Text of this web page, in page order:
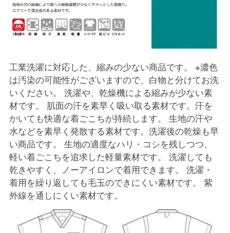
工業洗濯に対応した、縮みの少ない商品です。 ※濃色
は汚染の可能性がございますので、白物と分けてお洗
いください。 洗濯や、乾燥機による縮みが少ない素
材です。 肌面の汗を素早く吸い取る素材です。汗を
かいても快適な着ごこちが持続します。 生地の汗や
水などを素早く発散する素材です。洗濯後の乾燥も早
い商品です。 生地の適度なハリ・コシを残しつつ、
軽い着ごこちを追求した軽量素材です。 洗濯しても
乾きやすく、ノーアイロンで着用できます。 洗濯・
着用を繰り返しても毛玉のできにくい素材です。 紫
外線を通しにくい素材です。